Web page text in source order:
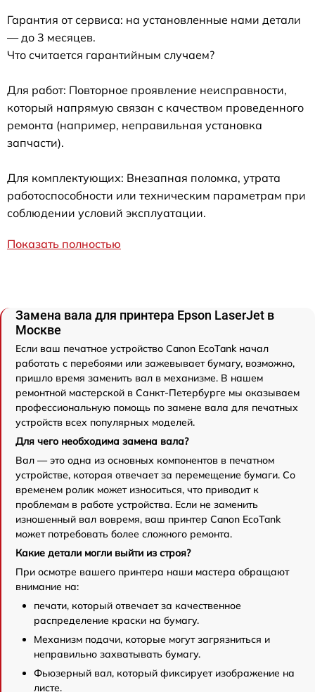
Гарантия от сервиса: на установленные нами детали
— до 3 месяцев.
Что считается гарантийным случаем?
Для работ: Повторное проявление неисправности,
который напрямую связан с качеством проведенного
ремонта (например, неправильная установка
запчасти).
Для комплектующих: Внезапная поломка, утрата
работоспособности или техническим параметрам при
соблюдении условий эксплуатации.
Показать полностью
Замена вала для принтера Epson LaserJet в
Москве
Если ваш печатное устройство Canon EcoTank начал
работать с перебоями или зажевывает бумагу, возможно,
пришло время заменить вал в механизме. В нашем
ремонтной мастерской в Санкт-Петербурге мы оказываем
профессиональную помощь по замене вала для печатных
устройств всех популярных моделей.
Для чего необходима замена вала?
Вал — это одна из основных компонентов в печатном
устройстве, которая отвечает за перемещение бумаги. Со
временем ролик может износиться, что приводит к
проблемам в работе устройства. Если не заменить
изношенный вал вовремя, ваш принтер Canon EcoTank
может потребовать более сложного ремонта.
Какие детали могли выйти из строя?
При осмотре вашего принтера наши мастера обращают
внимание на:
печати, который отвечает за качественное
распределение краски на бумагу.
Механизм подачи, которые могут загрязниться и
неправильно захватывать бумагу.
Фьюзерный вал, который фиксирует изображение на
листе.